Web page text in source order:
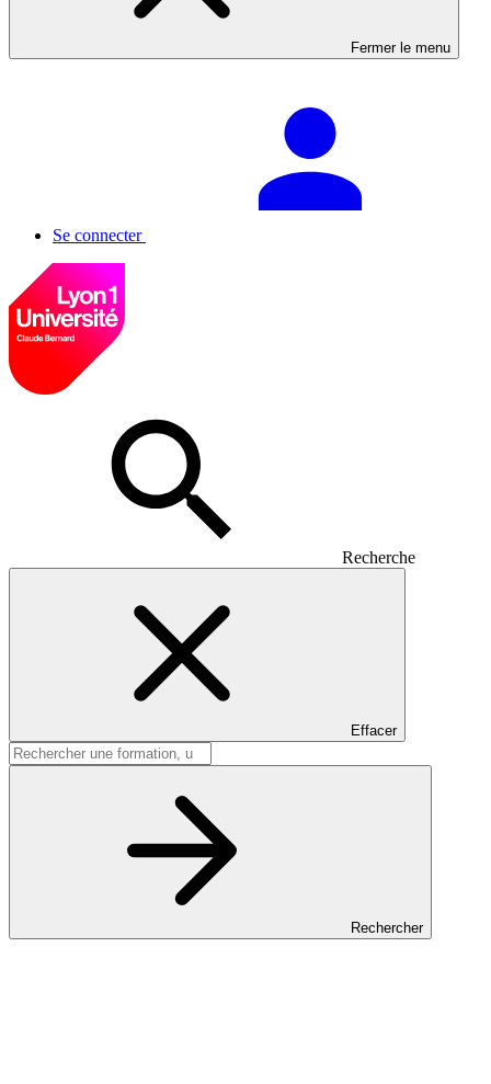
Fermer le menu
Se connecter
Recherche
Effacer
Rechercher